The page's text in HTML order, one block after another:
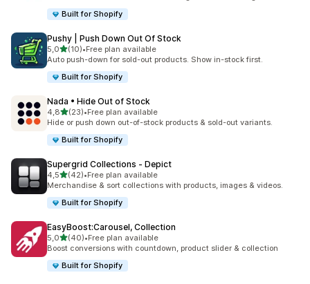
Built for Shopify
Pushy | Push Down Out Of Stock
5,0de 5 estrelas
(10)
10 total de avaliações
•Free plan available
Auto push-down for sold-out products. Show in-stock first.
Built for Shopify
Nada • Hide Out of Stock
4,8de 5 estrelas
(23)
23 total de avaliações
•Free plan available
Hide or push down out-of-stock products & sold-out variants.
Built for Shopify
Supergrid Collections ‑ Depict
4,5de 5 estrelas
(42)
42 total de avaliações
•Free plan available
Merchandise & sort collections with products, images & videos.
Built for Shopify
EasyBoost:Carousel, Collection
5,0de 5 estrelas
(40)
40 total de avaliações
•Free plan available
Boost conversions with countdown, product slider & collection
Built for Shopify